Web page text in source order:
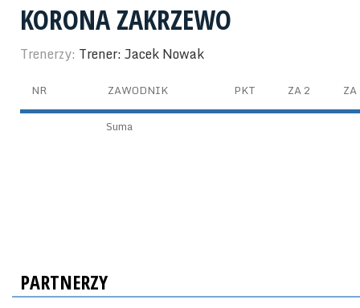
KORONA ZAKRZEWO
Trenerzy: Trener: Jacek Nowak
NR ZAWODNIK PKT ZA 2 ZA
Suma
PARTNERZY